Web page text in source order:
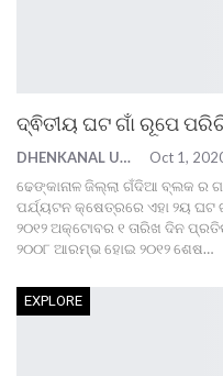
ଦ୍ଵିତୀୟ ଘଟ ଗାଁ ରୂପେ
DHENKANAL UPDATE Oct 1,
ଢେଙ୍କାନାଳ ଜିଲ୍ଲା ଗଁଦିଆ ବ୍ଲକ ର
ପର୍ଯ୍ୟଟନ କ୍ଷେତ୍ରରେ ଏହା ୨ୟ ଘଟ
୨୦୧୨ ଅକ୍ଟୋବର ୧ ତାରିଖ ଦିନ
୨୦୦୮ ଆରମ୍ଭ ହୋଇ ୨୦୧୨ ଶେଷ…
EXPLORE